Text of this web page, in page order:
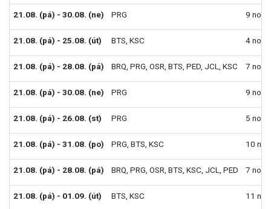
21.08. (pá) - 30.08. (ne) PRG 9 nocí
21.08. (pá) - 25.08. (út) BTS KSC 4 noci
21.08. (pá) - 28.08. (pá) BRQ PRG OSR BTS PED JCL KSC 7 nocí
21.08. (pá) - 30.08. (ne) PRG 9 nocí
21.08. (pá) - 26.08. (st) PRG 5 nocí
21.08. (pá) - 31.08. (po) PRG BTS KSC 10
21.08. (pá) - 28.08. (pá) BRQ PRG OSR BTS KSC JCL PED 7 nocí
21.08. (pá) - 01.09. (út) BTS KSC 11